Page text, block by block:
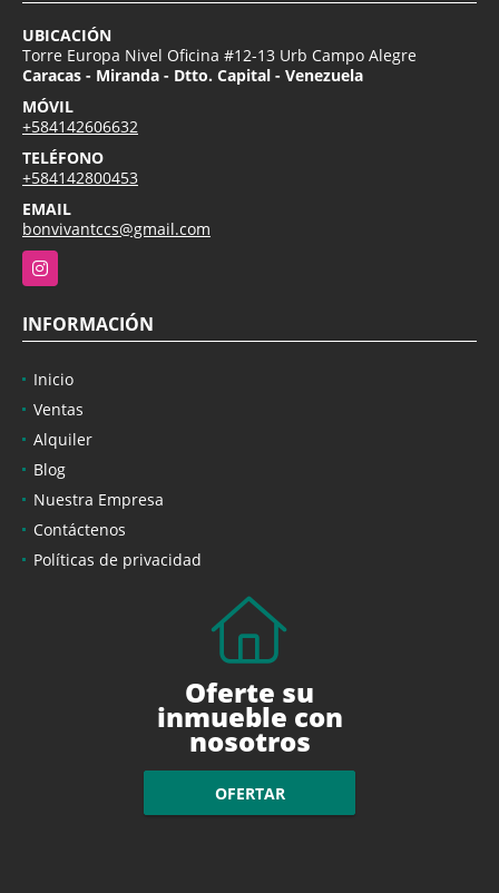
UBICACIÓN
Torre Europa Nivel Oficina #12-13 Urb Campo Alegre
Caracas - Miranda - Dtto. Capital - Venezuela
MÓVIL
+584142606632
TELÉFONO
+584142800453
EMAIL
bonvivantccs@gmail.com
Instagram
INFORMACIÓN
Inicio
Ventas
Alquiler
Blog
Nuestra Empresa
Contáctenos
Políticas de privacidad
Oferte su
inmueble con
nosotros
OFERTAR